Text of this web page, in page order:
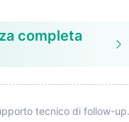
completa
tecnico di follow-